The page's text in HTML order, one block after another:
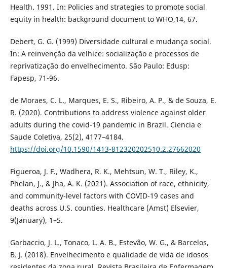
Health. 1991. In: Policies and strategies to promote social
equity in health: background document to WHO,14, 67.
Debert, G. G. (1999) Diversidade cultural e mudança social.
In: A reinvenção da velhice: socialização e processos de
reprivatização do envelhecimento. São Paulo: Edusp:
Fapesp, 71-96.
de Moraes, C. L., Marques, E. S., Ribeiro, A. P., & de Souza, E.
R. (2020). Contributions to address violence against older
adults during the covid-19 pandemic in Brazil. Ciencia e
Saude Coletiva, 25(2), 4177–4184.
https://doi.org/10.1590/1413-812320202510.2.27662020
Figueroa, J. F., Wadhera, R. K., Mehtsun, W. T., Riley, K.,
Phelan, J., & Jha, A. K. (2021). Association of race, ethnicity,
and community-level factors with COVID-19 cases and
deaths across U.S. counties. Healthcare (Amst) Elsevier,
9(January), 1–5.
Garbaccio, J. L., Tonaco, L. A. B., Estevão, W. G., & Barcelos,
B. J. (2018). Envelhecimento e qualidade de vida de idosos